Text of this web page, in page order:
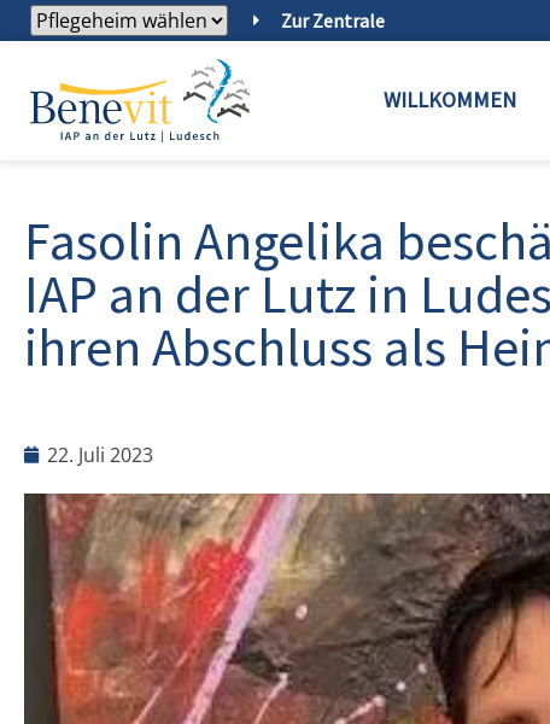
Zur Zentrale
WILLKOMMEN
Fasolin Angelika
IAP an der Lutz in
ihren Abschluss als
22. Juli 2023